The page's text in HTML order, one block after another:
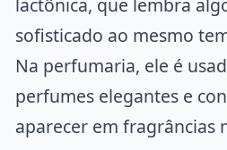
lactônica, que lembra
sofisticado ao mesmo
Na perfumaria, ele é
perfumes elegantes e
aparecer em fragrâncias